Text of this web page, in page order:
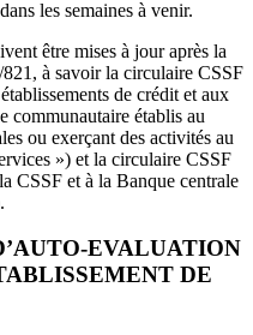
les semaines à venir.
être mises à jour après la
à savoir la circulaire CSSF
de crédit et aux
communautaire établis au
ou exerçant des activités au
») et la circulaire CSSF
CSSF et à la Banque centrale
EVALUATION
DE